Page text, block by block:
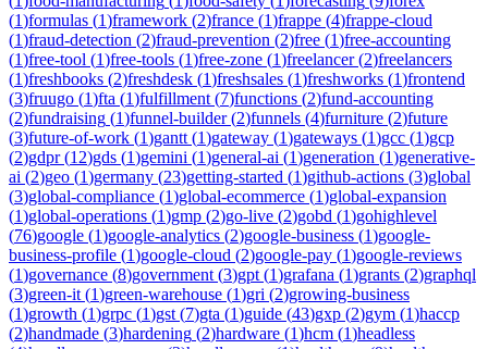
(1)formulas (1)framework (2)france (1)frappe (4)frappe-cloud
(1)fraud-detection (2)fraud-prevention (2)free (1)free-accounting
(1)free-tool (1)free-tools (1)free-zone (1)freelancer(2)freelancers
(1)freshbooks (2)freshdesk (1)freshsales (1)freshworks (1)frontend
(3)fruugo (1)fta (1)fulfillment (7)functions (2)fund-accounting
(2)fundraising (1)funnel-builder(2)funnels (4)furniture (2)future
(3)future-of-work (1)gantt (1)gateway (1)gateways (1)gcc (1)gcp
(2)gdpr(12)gds (1)gemini (1)general-ai (1)generation (1)generative-
ai (2)geo (1)germany (23)getting-started (1)github-actions (3)global
(3)global-compliance (1)global-ecommerce (1)global-expansion
(1)global-operations (1)gmp (2)go-live (2)gobd (1)gohighlevel
(76)google (1)google-analytics (2)google-business (1)google-
business-profile (1)google-cloud (2)google-pay (1)google-reviews
(1)governance (8)government (3)gpt (1)grafana (1)grants (2)graphql
(3)green-it (1)green-warehouse (1)gri (2)growing-business
(1)growth (1)grpc (1)gst (7)gta (1)guide (43)gxp (2)gym (1)haccp
(2)handmade (3)hardening (2)hardware (1)hcm (1)headless